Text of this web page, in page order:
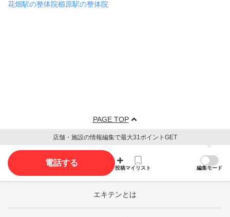
花畑駅の整体院櫛原駅の整体院
PAGE TOP
店舗・施設の情報編集で最大31ポイントGET
電話する
投稿マイリスト 編集モード
エキテンとは